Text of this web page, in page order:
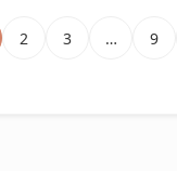
2 3 … 9